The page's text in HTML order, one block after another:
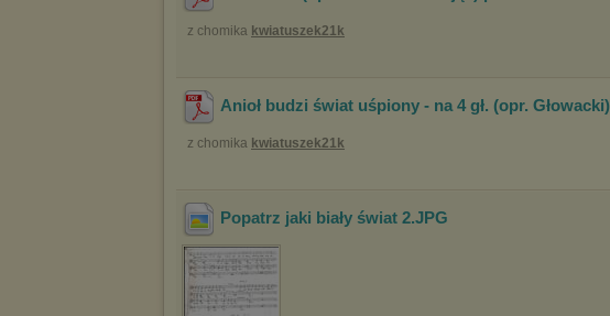
z chomika kwiatuszek21k
Anioł budzi świat uśpiony - na 4 gł. (opr. Głowacki)
z chomika kwiatuszek21k
Popatrz jaki biały świat 2.JPG